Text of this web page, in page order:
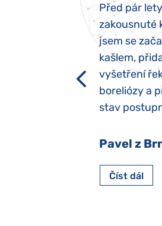
třech letech
autismus.
Před pár
zakousnuté
jsem se
kašlem,
vyšetření
boreliózy a
stav
Pavel z
Číst dál